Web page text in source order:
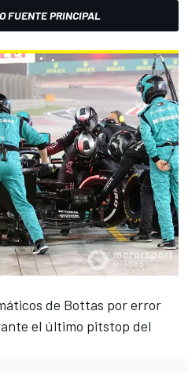
FUENTE PRINCIPAL
de Bottas por error
el último pitstop del